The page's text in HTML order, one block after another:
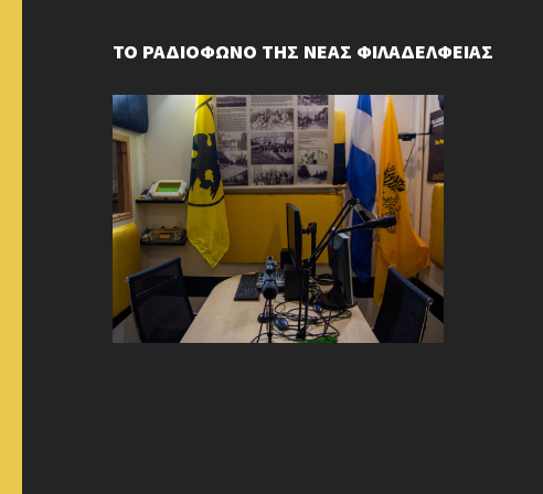
ΤΟ ΡΑΔΙΟΦΩΝΟ ΤΗΣ ΝΕΑΣ ΦΙΛΑΔΕΛΦΕΙΑΣ